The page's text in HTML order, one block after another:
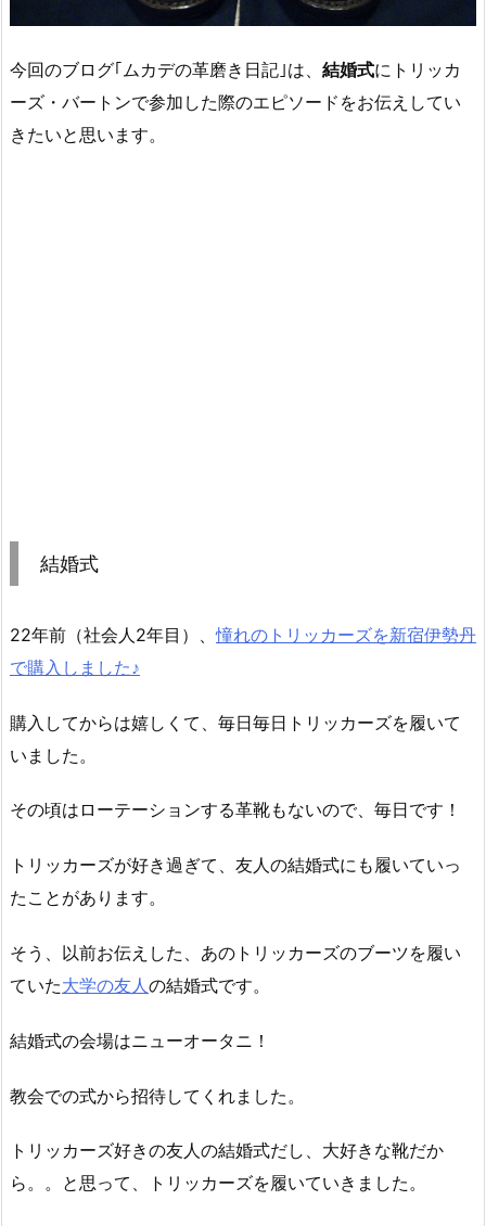
今回のブログ｢ムカデの革磨き日記｣は、 結婚式にトリッカ
ーズ・バートンで参加した際のエピソードをお伝えしてい
きたいと思います。
結婚式
22年前（社会人2年目）、憧れのトリッカーズを新宿伊勢丹
で購入しました♪
購入してからは嬉しくて、毎日毎日トリッカーズを履いて
いました。
その頃はローテーションする革靴もないので、毎日です！
トリッカーズが好き過ぎて、友人の結婚式にも履いていっ
たことがあります。
そう、以前お伝えした、あのトリッカーズのブーツを履い
ていた大学の友人の結婚式です。
結婚式の会場はニューオータニ！
教会での式から招待してくれました。
トリッカーズ好きの友人の結婚式だし、大好きな靴だか
ら。。と思って、トリッカーズを履いていきました。